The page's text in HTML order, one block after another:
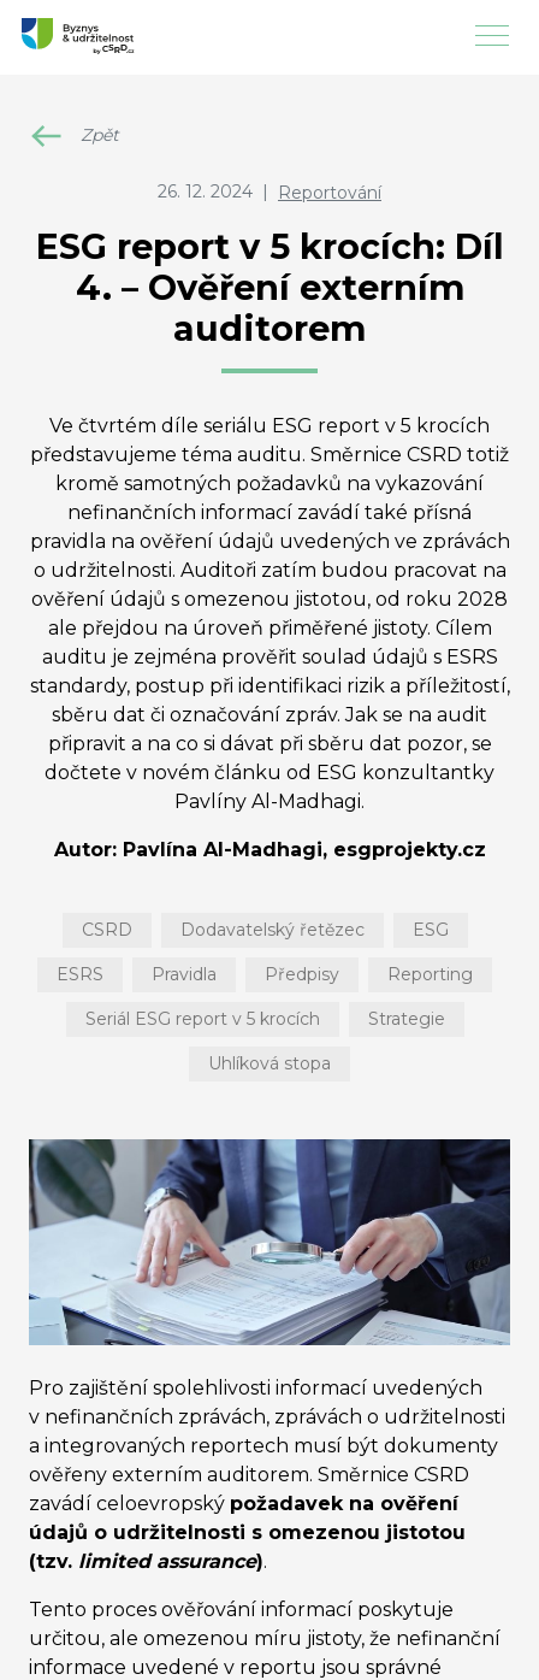
Zpět
26. 12. 2024 | Reportování
ESG report v 5 krocích: Díl
4. – Ověření externím
auditorem
Ve čtvrtém díle seriálu ESG report v 5 krocích
představujeme téma auditu. Směrnice CSRD totiž
kromě samotných požadavků na vykazování
nefinančních informací zavádí také přísná
pravidla na ověření údajů uvedených ve zprávách
o udržitelnosti. Auditoři zatím budou pracovat na
ověření údajů s omezenou jistotou, od roku 2028
ale přejdou na úroveň přiměřené jistoty. Cílem
auditu je zejména prověřit soulad údajů s ESRS
standardy, postup při identifikaci rizik a příležitostí,
sběru dat či označování zpráv. Jak se na audit
připravit a na co si dávat při sběru dat pozor, se
dočtete v novém článku od ESG konzultantky
Pavlíny Al-Madhagi.
Autor: Pavlína Al-Madhagi, esgprojekty.cz
CSRD Dodavatelský řetězec ESG
ESRS Pravidla Předpisy Reporting
Seriál ESG report v 5 krocích Strategie
Uhlíková stopa
Pro zajištění spolehlivosti informací uvedených
v nefinančních zprávách, zprávách o udržitelnosti
a integrovaných reportech musí být dokumenty
ověřeny externím auditorem. Směrnice CSRD
zavádí celoevropský požadavek na ověření
údajů o udržitelnosti s omezenou jistotou
(tzv. limited assurance).
Tento proces ověřování informací poskytuje
určitou, ale omezenou míru jistoty, že nefinanční
informace uvedené v reportu jsou správné